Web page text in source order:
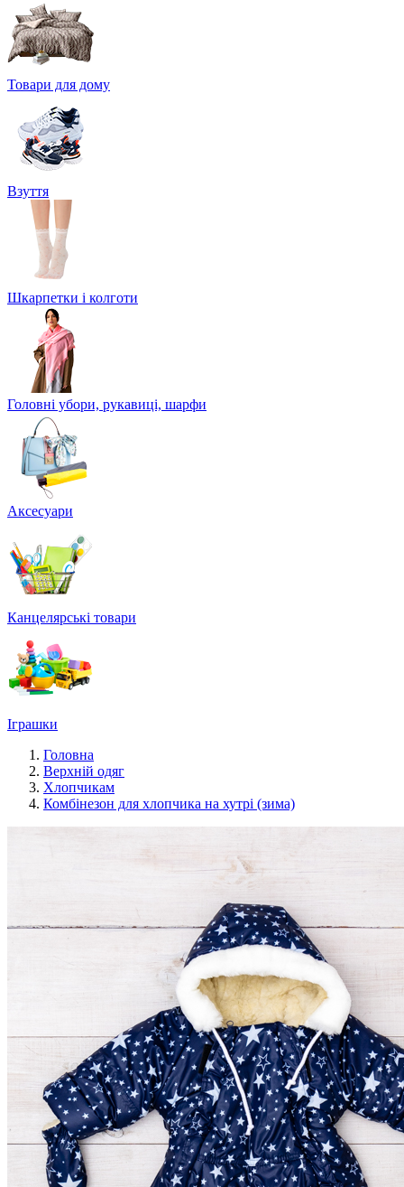
Товари для дому
Взуття
Шкарпетки і колготи
Головні убори, рукавиці, шарфи
Аксесуари
Канцелярські товари
Іграшки
Головна
Верхній одяг
Хлопчикам
Комбінезон для хлопчика на хутрі (зима)